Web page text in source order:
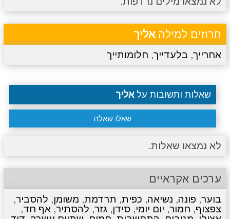
חרוזים למילהאליך
אחרייך, בלעדייך, חלומותייך
שאלות ותשובות עלאליך
שאלו שאלה
לא נמצאו שאלות.
ערכים אקראיים
בוער, פונה, נשיאה, כפית, תרדמת, משומן, להסביר,
צפצוף, חמור, יום יומי, סידן, גזר, להסתיר, אף חד,